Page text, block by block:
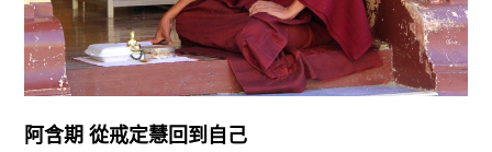
阿含期 從戒定慧回到自己